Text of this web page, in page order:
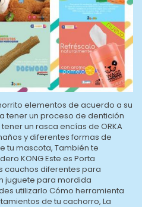
elementos de acuerdo a su
tener un proceso de dentición
un rasca encías de ORKA
y diferentes formas de
tu mascota, También te
KONG Este es Porta
cauchos diferentes para
juguete para mordida
utilizarlo Cómo herramienta
de tu cachorro, La